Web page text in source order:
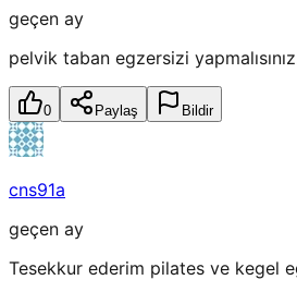
geçen ay
pelvik taban egzersizi
0 Paylaş Bildir
cns91a
geçen ay
Tesekkur ederim pilates ve kegel